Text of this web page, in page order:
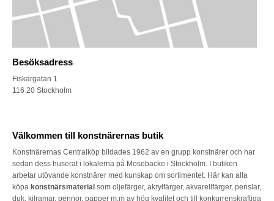
Besöksadress
Fiskargatan 1
116 20 Stockholm
Välkommen till konstnärernas butik
Konstnärernas Centralköp bildades 1962 av en grupp konstnärer och har
sedan dess huserat i lokalerna på Mosebacke i Stockholm. I butiken
arbetar utövande konstnärer med kunskap om sortimentet. Här kan alla
köpa konstnärsmaterial som oljefärger, akrylfärger, akvarellfärger, penslar,
duk, kilramar, pennor, papper m.m av hög kvalitet och till konkurrenskraftiga